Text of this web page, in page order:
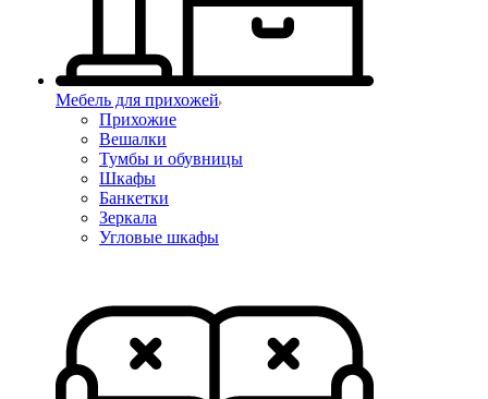
Мебель для прихожей
Прихожие
Вешалки
Тумбы и обувницы
Шкафы
Банкетки
Зеркала
Угловые шкафы